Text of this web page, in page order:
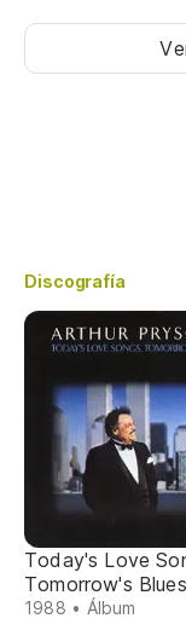
Discografía
Today's Love
Tomorrow's Blues
1988 • Álbum